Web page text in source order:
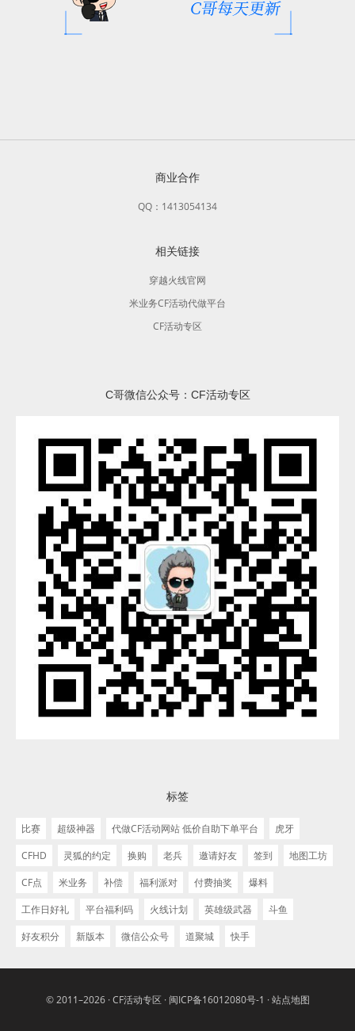
商业合作
QQ：1413054134
相关链接
穿越火线官网
米业务CF活动代做平台
CF活动专区
C哥微信公众号：CF活动专区
标签
比赛 超级神器 代做CF活动网站 低价自助下单平台
虎牙
CFHD
灵狐的约定 换购 老兵 邀请好友 签到
地图工坊
CF点
米业务 补偿 福利派对 付费抽奖
爆料
工作日好礼
平台福利码 火线计划 英雄级武器
斗鱼
好友积分
新版本 微信公众号 道聚城 快手
© 2011–2026 ·CF活动专区 · 闽ICP备16012080号-1 ·站点地图